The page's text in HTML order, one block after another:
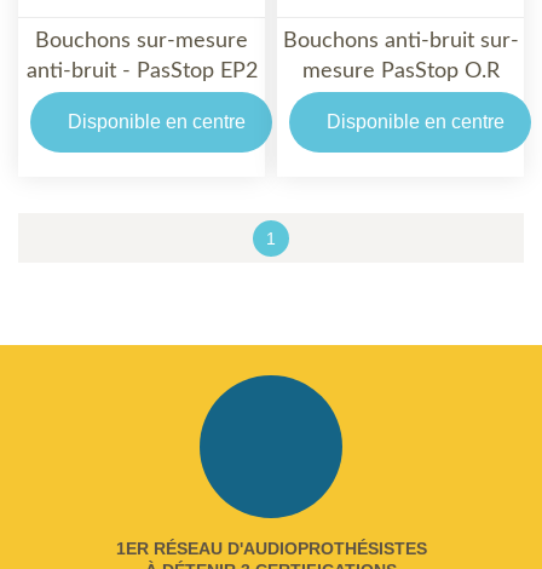
Bouchons sur-mesure
anti-bruit - PasStop EP2
Disponible en centre
Bouchons anti-bruit sur-
mesure PasStop O.R
Disponible en centre
1
1ER RÉSEAU D'AUDIOPROTHÉSISTES